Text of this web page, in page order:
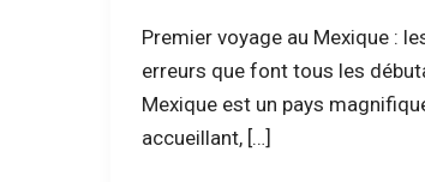
Premier voyage au Mexique :
erreurs que font tous les
Mexique est un pays
accueillant, […]
tous
les
débutants